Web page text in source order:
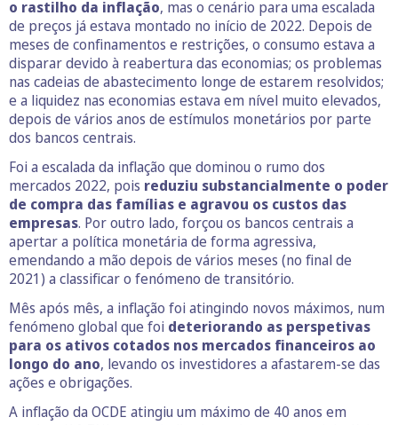
o rastilho da inflação, mas o cenário para uma escalada
de preços já estava montado no início de 2022. Depois de
meses de confinamentos e restrições, o consumo estava a
disparar devido à reabertura das economias; os problemas
nas cadeias de abastecimento longe de estarem resolvidos;
e a liquidez nas economias estava em nível muito elevados,
depois de vários anos de estímulos monetários por parte
dos bancos centrais.
Foi a escalada da inflação que dominou o rumo dos
mercados 2022, pois reduziu substancialmente o poder
de compra das famílias e agravou os custos das
empresas. Por outro lado, forçou os bancos centrais a
apertar a política monetária de forma agressiva,
emendando a mão depois de vários meses (no final de
2021) a classificar o fenómeno de transitório.
Mês após mês, a inflação foi atingindo novos máximos, num
fenómeno global que foi deteriorando as perspetivas
para os ativos cotados nos mercados financeiros ao
longo do ano, levando os investidores a afastarem-se das
ações e obrigações.
A inflação da OCDE atingiu um máximo de 40 anos em